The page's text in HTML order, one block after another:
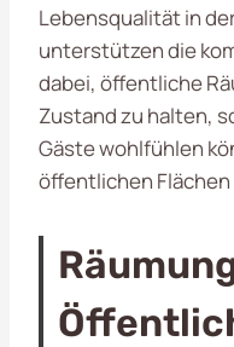
Lebensqualität in
unterstützen die
dabei, öffentliche
Zustand zu halten,
Gäste wohlfühlen
öffentlichen Flächen